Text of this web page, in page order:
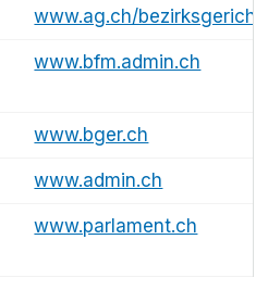
www.ag.ch/
www.bfm.admin.ch
www.bger.ch
www.admin.ch
www.parlament.ch